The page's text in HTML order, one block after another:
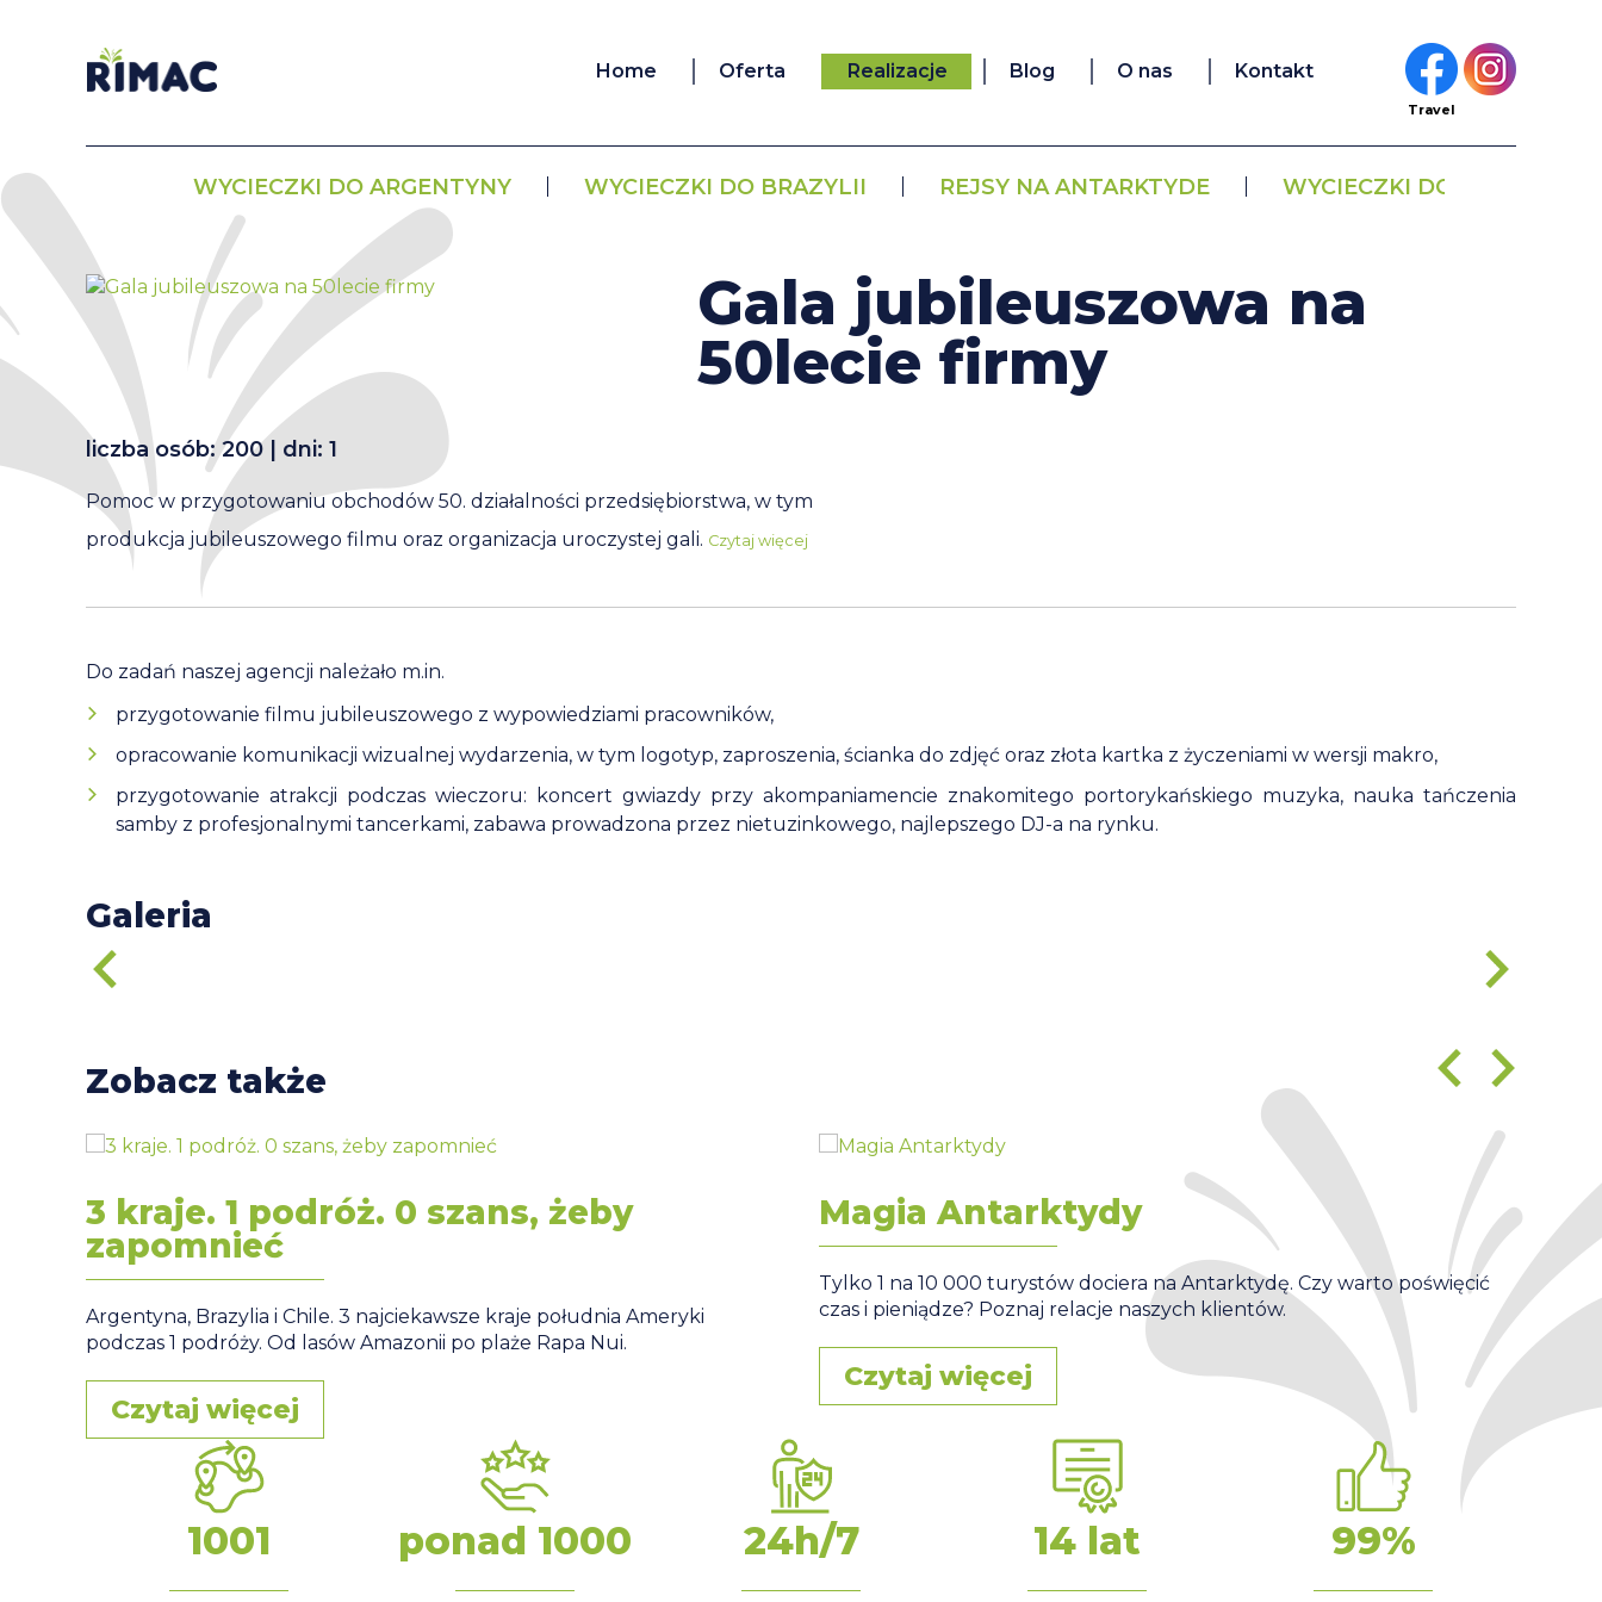
Home Oferta Realizacje Blog O nas Kontakt
Travel
WYCIECZKI DO ARGENTYNY WYCIECZKI DO BRAZYLII REJSY NA ANTARKTYDE WYCIECZKI DO CHILE
Gala jubileuszowa na
50lecie firmy
liczba osób: 200 | dni: 1
Pomoc w przygotowaniu obchodów 50. działalności przedsiębiorstwa, w tym
produkcja jubileuszowego filmu oraz organizacja uroczystej gali. Czytaj więcej
Do zadań naszej agencji należało m.in.
przygotowanie filmu jubileuszowego z wypowiedziami pracowników,
opracowanie komunikacji wizualnej wydarzenia, w tym logotyp, zaproszenia, ścianka do zdjęć oraz złota kartka z życzeniami w wersji makro,
przygotowanie atrakcji podczas wieczoru: koncert gwiazdy przy akompaniamencie znakomitego portorykańskiego muzyka, nauka tańczenia
samby z profesjonalnymi tancerkami, zabawa prowadzona przez nietuzinkowego, najlepszego DJ-a na rynku.
Galeria
Zobacz także
3 kraje. 1 podróż. 0 szans, żeby
zapomnieć
Argentyna, Brazylia i Chile. 3 najciekawsze kraje południa Ameryki
podczas 1 podróży. Od lasów Amazonii po plaże Rapa Nui.
Czytaj więcej
Magia Antarktydy
Tylko 1 na 10 000 turystów dociera na Antarktydę. Czy warto poświęcić
czas i pieniądze? Poznaj relacje naszych klientów.
Czytaj więcej
1001 ponad 1000 24h/7 14 lat 99%